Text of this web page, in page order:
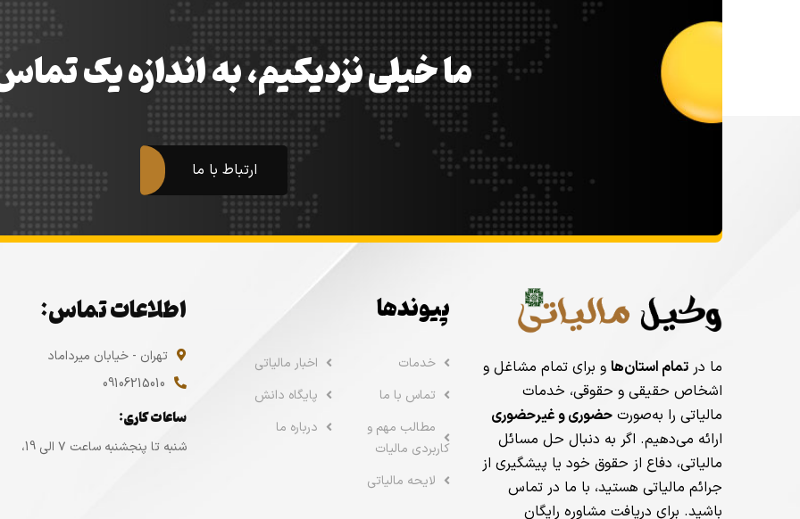
ما خیلی نزدیکیم، به اندازه یک
ارتباط با ما
ما در تمام استان‌ها و برای تمام مشاغل و
اشخاص حقیقی و حقوقی، خدمات
مالیاتی را به‌صورت حضوری و غیرحضوری
ارائه می‌دهیم. اگر به دنبال حل مسائل
مالیاتی، دفاع از حقوق خود یا پیشگیری از
جرائم مالیاتی هستید، با ما در تماس
باشید. برای دریافت مشاوره رایگان
پیوندها
خدمات
اخبار مالیاتی
تماس با ما
پایگاه دانش
مطالب مهم و
کاربردی مالیات
درباره ما
لایحه مالیاتی
اطلاعات تماس:
تهران - خیابان میرداماد
09106215010
ساعات کاری:
شنبه تا پنجشنبه ساعت ۷ الی 19،